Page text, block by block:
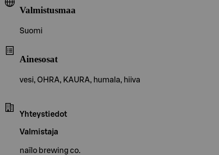
Valmistusmaa
Suomi
Ainesosat
vesi, OHRA, KAURA, humala, hiiva
Yhteystiedot
Valmistaja
naïlo brewing co.